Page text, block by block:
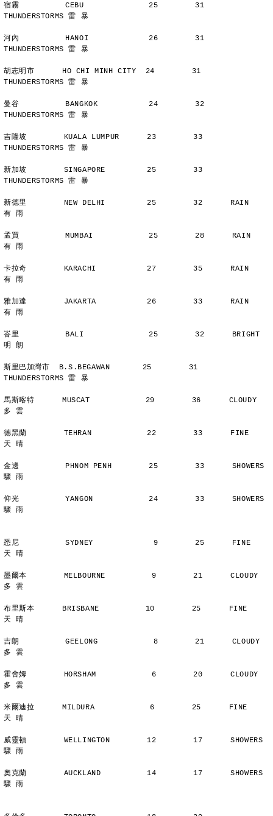
宿霧          CEBU              25        31
THUNDERSTORMS 雷 暴
河內          HANOI             26        31
THUNDERSTORMS 雷 暴
胡志明市      HO CHI MINH CITY  24        31
THUNDERSTORMS 雷 暴
曼谷          BANGKOK           24        32
THUNDERSTORMS 雷 暴
吉隆坡        KUALA LUMPUR      23        33
THUNDERSTORMS 雷 暴
新加坡        SINGAPORE         25        33
THUNDERSTORMS 雷 暴
新德里        NEW DELHI         25        32      RAIN
有 雨
孟買          MUMBAI            25        28      RAIN
有 雨
卡拉奇        KARACHI           27        35      RAIN
有 雨
雅加達        JAKARTA           26        33      RAIN
有 雨
峇里          BALI              25        32      BRIGHT
明 朗
斯里巴加灣市  B.S.BEGAWAN       25        31
THUNDERSTORMS 雷 暴
馬斯喀特      MUSCAT            29        36      CLOUDY
多 雲
德黑蘭        TEHRAN            22        33      FINE
天 晴
金邊          PHNOM PENH        25        33      SHOWERS
驟 雨
仰光          YANGON            24        33      SHOWERS
驟 雨
悉尼          SYDNEY             9        25      FINE
天 晴
墨爾本        MELBOURNE          9        21      CLOUDY
多 雲
布里斯本      BRISBANE          10        25      FINE
天 晴
吉朗          GEELONG            8        21      CLOUDY
多 雲
霍舍姆        HORSHAM            6        20      CLOUDY
多 雲
米爾迪拉      MILDURA            6        25      FINE
天 晴
威靈頓        WELLINGTON        12        17      SHOWERS
驟 雨
奧克蘭        AUCKLAND          14        17      SHOWERS
驟 雨